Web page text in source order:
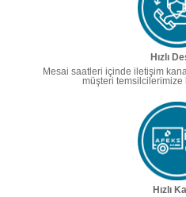
Hızlı
Mesai saatleri içinde iletişim
müşteri temsilcilerimize
Hızlı